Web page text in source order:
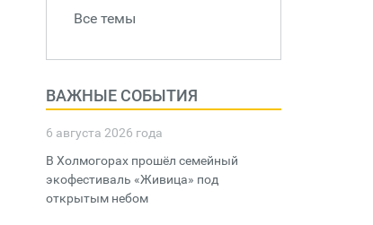
Все темы
ВАЖНЫЕ СОБЫТИЯ
6 августа 2026 года
В Холмогорах прошёл семейный
экофестиваль «Живица» под
открытым небом